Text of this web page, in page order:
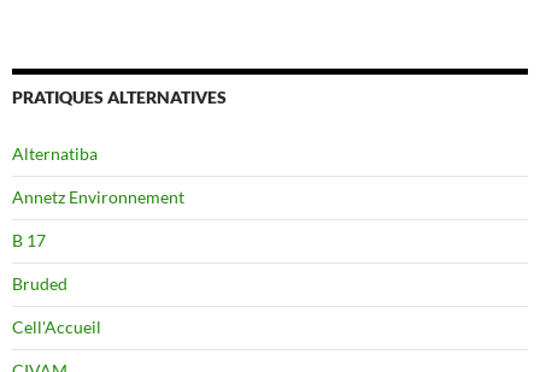
PRATIQUES ALTERNATIVES
Alternatiba
Annetz Environnement
B 17
Bruded
Cell'Accueil